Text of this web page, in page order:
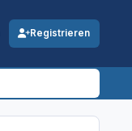
Registrieren